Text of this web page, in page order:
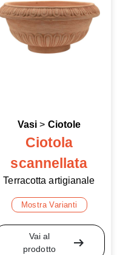
Vasi > Ciotole
Ciotola
scannellata
Terracotta artigianale
Mostra Varianti
Vai al
prodotto
arrow_right_alt